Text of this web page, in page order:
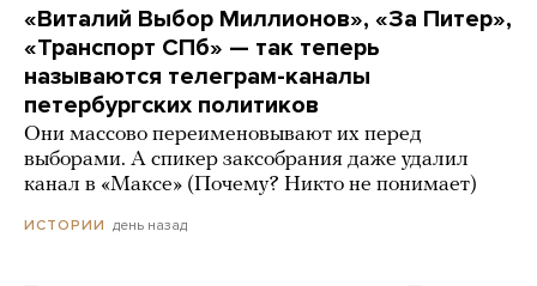
«Виталий Выбор Миллионов», «За Питер»,
«Транспорт СПб» — так теперь
называются телеграм-каналы
петербургских политиков
Они массово переименовывают их перед
выборами. А спикер заксобрания даже удалил
канал в «Максе» (Почему? Никто не понимает)
ИСТОРИИ день назад